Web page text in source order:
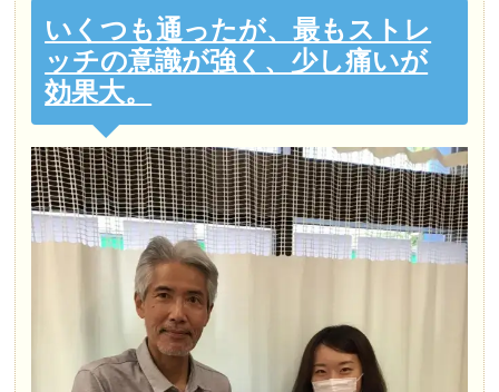
いくつも通ったが、最もストレ
ッチの意識が強く、少し痛いが
効果大。